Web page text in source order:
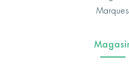
Marques